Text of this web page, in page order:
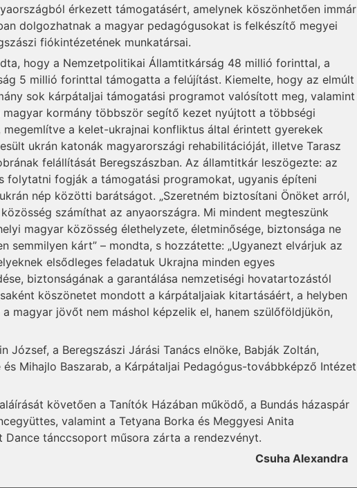
érkezett támogatásért, amelynek köszönhetően immár
dolgozhatnak a magyar pedagógusokat is felkészítő megyei
fiókintézetének munkatársai.
hogy a Nemzetpolitikai Államtitkárság 48 millió forinttal, a
5 millió forinttal támogatta a felújítást. Kiemelte, hogy az elmúlt
sok kárpátaljai támogatási programot valósított meg, valamint
kormány többször segítő kezet nyújtott a többségi
a kelet-ukrajnai konfliktus által érintett gyerekek
ukrán katonák magyarországi rehabilitációját, illetve Tarasz
felállítását Beregszászban. Az államtitkár leszögezte: az
folytatni fogják a támogatási programokat, ugyanis építeni
nép közötti barátságot. „Szeretném biztosítani Önöket arról,
számíthat az anyaországra. Mi mindent megteszünk
magyar közösség élethelyzete, életminősége, biztonsága ne
semmilyen kárt” – mondta, s hozzátette: „Ugyanezt elvárjuk az
elsődleges feladatuk Ukrajna minden egyes
biztonságának a garantálása nemzetiségi hovatartozástól
köszönetet mondott a kárpátaljaiak kitartásáért, a helyben
magyar jövőt nem máshol képzelik el, hanem szülőföldjükön,
József, a Beregszászi Járási Tanács elnöke, Babják Zoltán,
Mihajlo Baszarab, a Kárpátaljai Pedagógus-továbbképző Intézet
követően a Tanítók Házában működő, a Bundás házaspár
valamint a Tetyana Borka és Meggyesi Anita
tánccsoport műsora zárta a rendezvényt.
Csuha Alexandra